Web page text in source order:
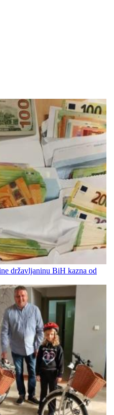
državljaninu BiH kazna od